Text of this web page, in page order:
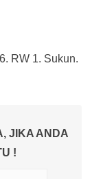
RW 1. Sukun.
JIKA ANDA
!